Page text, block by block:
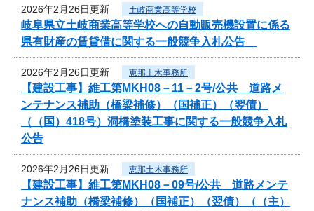
2026年2月26日更新 土岐商業高等学校
岐阜県立土岐商業高等学校への自動販売機設置に係る
県有財産の賃貸借に関する一般競争入札公告
2026年2月26日更新 恵那土木事務所
【建設工事】維工第MKH08－11－2号/公共 道路メ
ンテナンス補助（橋梁補修）（国補正）（翌債）
（（国）418号）洞橋塗装工事に関する一般競争入札
公告
2026年2月26日更新 恵那土木事務所
【建設工事】維工第MKH08－09号/公共 道路メンテ
ナンス補助（橋梁補修）（国補正）（翌債）（（主）